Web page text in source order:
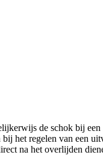
de schok bij
het regelen van een
na het overlijden